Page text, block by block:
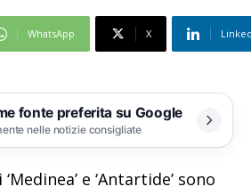
WhatsApp X
fonte preferita su Google
nelle notizie consigliate
e ‘Antartide’ sono